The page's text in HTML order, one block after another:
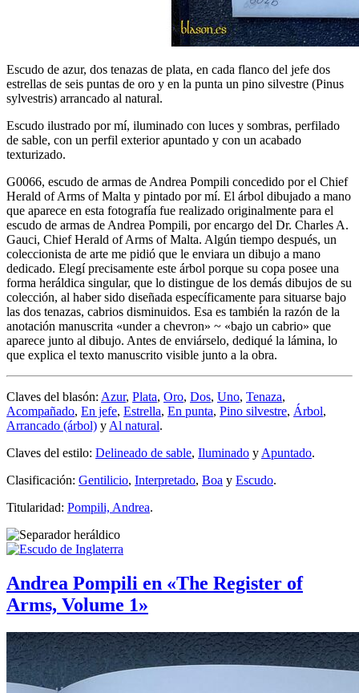
Escudo de azur, dos tenazas de plata, en cada flanco del jefe dos
estrellas de seis puntas de oro y en la punta un pino silvestre (Pinus
sylvestris) arrancado al natural.
Escudo ilustrado por mí, iluminado con luces y sombras, perfilado
de sable, con un perfil exterior apuntado y con un acabado
texturizado.
G0066, escudo de armas de Andrea Pompili concedido por el Chief
Herald of Arms of Malta y pintado por mí. El árbol dibujado a mano
que aparece en esta fotografía fue realizado originalmente para el
escudo de armas de Andrea Pompili, por encargo del Dr. Charles A.
Gauci, Chief Herald of Arms of Malta. Algún tiempo después, un
coleccionista de arte me pidió que le enviara un dibujo a mano
dedicado. Elegí precisamente este árbol porque su copa posee una
forma heráldica singular, que lo distingue de los demás dibujos de su
colección, al haber sido diseñada específicamente para situarse bajo
las dos tenazas, cabrios disminuidos. Esa es también la razón de la
anotación manuscrita «under a chevron» ~ «bajo un cabrio» que
aparece junto al dibujo. Antes de enviárselo, dediqué la lámina, lo
que explica el texto manuscrito visible junto a la obra.
Claves del blasón: Azur, Plata, Oro, Dos, Uno, Tenaza,
Acompañado, En jefe, Estrella, En punta, Pino silvestre, Árbol,
Arrancado (árbol) y Al natural.
Claves del estilo: Delineado de sable, Iluminado y Apuntado.
Clasificación: Gentilicio, Interpretado, Boa y Escudo.
Titularidad: Pompili, Andrea.
Andrea Pompili en «The Register of
Arms, Volume 1»